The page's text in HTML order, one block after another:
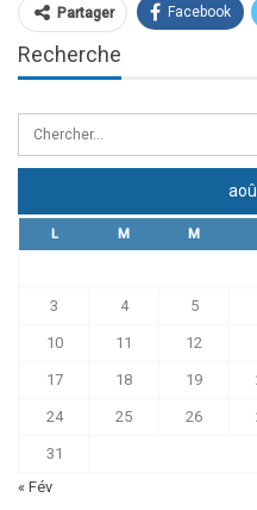
Partager Facebook
Recherche
L M M
3 4 5
10 11 12
17 18 19
24 25 26
31
« Fév